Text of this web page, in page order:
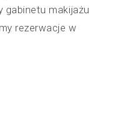
gabinetu makijażu
rezerwacje w